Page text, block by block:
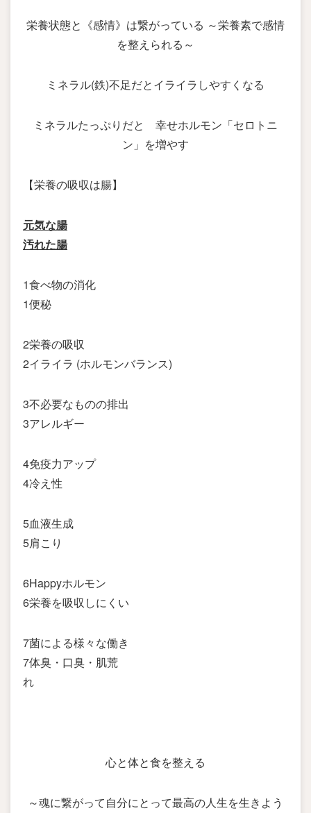
栄養状態と《感情》は繋がっている ～栄養素で感情
を整えられる～
ミネラル(鉄)不足だとイライラしやすくなる
ミネラルたっぷりだと 幸せホルモン「セロトニ
ン」を増やす
【栄養の吸収は腸】
元気な腸
汚れた腸
1食べ物の消化
1便秘
2栄養の吸収
2イライラ (ホルモンバランス)
3不必要なものの排出
3アレルギー
4免疫力アップ
4冷え性
5血液生成
5肩こり
6Happyホルモン
6栄養を吸収しにくい
7菌による様々な働き
7体臭・口臭・肌荒
れ
心と体と食を整える
～魂に繋がって自分にとって最高の人生を生きよう